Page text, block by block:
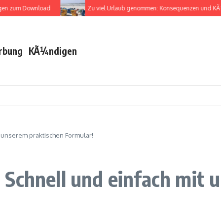
Download Zu viel Urlaub genommen: Konsequenzen und
KÃ¼ndigen
praktischen Formular!
und einfach mit